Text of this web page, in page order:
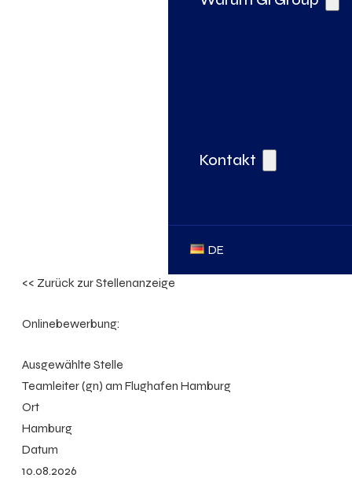
Kontakt
DE
<< Zurück zur Stellenanzeige
Onlinebewerbung:
Ausgewählte Stelle
Teamleiter (gn) am Flughafen Hamburg
Ort
Hamburg
Datum
10.08.2026